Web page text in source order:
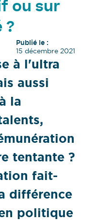
ou sur
?
Publié le :
15 décembre 2021
à l'ultra
aussi
la
tentante ?
fait-
différence
politique